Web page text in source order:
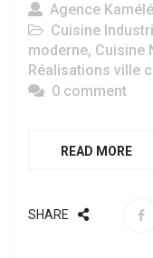
Agence
Cuisine
moderne, Cuisine
Réalisations ville
0 comment
READ MORE
SHARE